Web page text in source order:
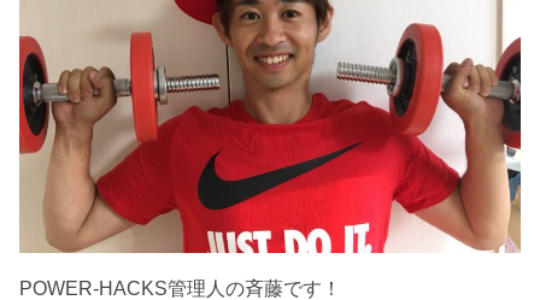
POWER-HACKS管理人の斉藤です！